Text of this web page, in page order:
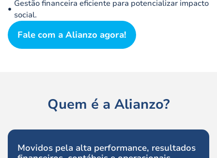
Gestão financeira eficiente para potencializar impacto
social.
Fale com a Alianzo agora!
Quem é a Alianzo?
Movidos pela alta performance, resultados